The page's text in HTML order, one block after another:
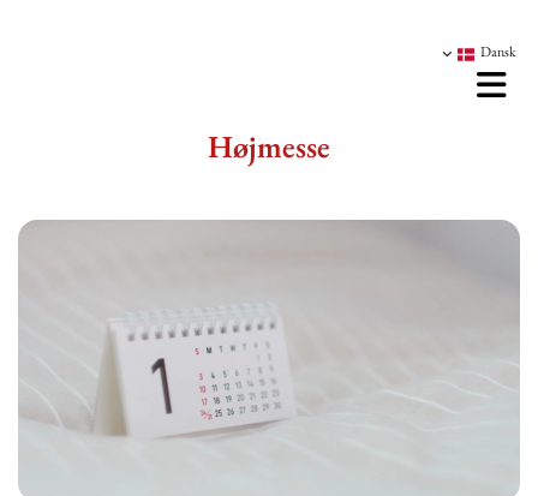
Dansk
Højmesse